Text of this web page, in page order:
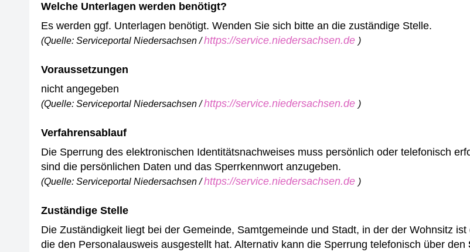
Welche Unterlagen werden benötigt?
Es werden ggf. Unterlagen benötigt. Wenden Sie sich bitte an die zuständige Stelle.
(Quelle: Serviceportal Niedersachsen /https://service.niedersachsen.de )
Voraussetzungen
nicht angegeben
(Quelle: Serviceportal Niedersachsen /https://service.niedersachsen.de )
Verfahrensablauf
Die Sperrung des elektronischen Identitätsnachweises muss persönlich oder telefonisch
sind die persönlichen Daten und das Sperrkennwort anzugeben.
(Quelle: Serviceportal Niedersachsen /https://service.niedersachsen.de )
Zuständige Stelle
Die Zuständigkeit liegt bei der Gemeinde, Samtgemeinde und Stadt, in der der Wohnsitz
die den Personalausweis ausgestellt hat. Alternativ kann die Sperrung telefonisch über den